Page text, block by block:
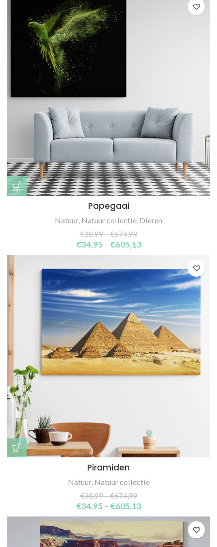
Papegaai
Natuur, Natuur collectie, Dieren
€38,99–€674,99
€34,95 – €605,13
Piramiden
Natuur, Natuur collectie
€38,99–€674,99
€34,95 – €605,13